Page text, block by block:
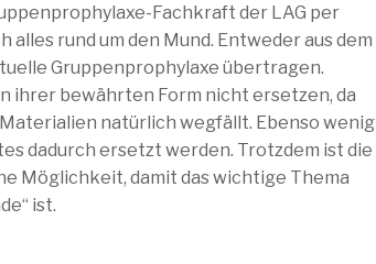
Fachkraft der LAG per
rund um den Mund. Entweder aus dem
Gruppenprophylaxe übertragen.
ihrer bewährten Form nicht ersetzen, da
natürlich wegfällt. Ebenso wenig
dadurch ersetzt werden. Trotzdem ist die
Möglichkeit, damit das wichtige Thema
ist.